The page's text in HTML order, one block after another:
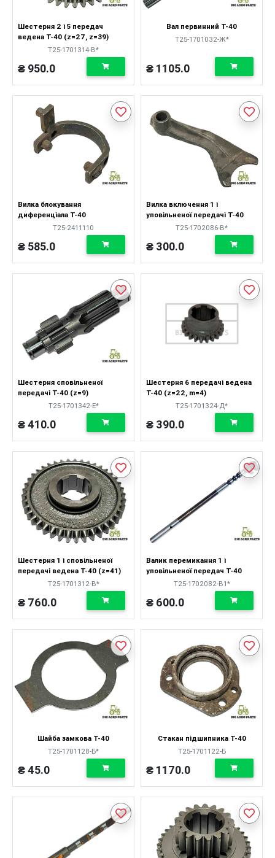
Шестерня 2 і 5 передач
ведена Т-40 (z=27, z=39)
Т25-1701314-В*
₴ 950.0
Вал первинний Т-40
Т25-1701032-Ж*
₴ 1105.0
Вилка блокування
диференціала Т-40
Т25-2411110
₴ 585.0
Вилка включення 1 і
уповільненої передачі Т-40
Т25-1702086-В*
₴ 300.0
Шестерня сповільненої
передачі Т-40 (z=9)
Т25-1701342-Е*
₴ 410.0
Шестерня 6 передачі ведена
Т-40 (z=22, m=4)
Т25-1701324-Д*
₴ 390.0
Шестерня 1 і сповільненої
передачі ведена Т-40 (z=41)
Т25-1701312-В*
₴ 760.0
Валик перемикання 1 і
уповільненої передач Т-40
Т25-1702082-В1*
₴ 600.0
Шайба замкова Т-40
Т25-1701128-Б*
₴ 45.0
Стакан підшипника Т-40
Т25-1701122-Б
₴ 1170.0